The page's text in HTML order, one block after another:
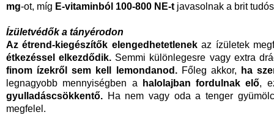
mg-ot, míg E-vitaminból 100-800 NE-tjavasolnak a brit
Ízületvédők a tányérodon
Az étrend-kiegészítők elengedhetetlenekaz ízületek
étkezéssel elkezdődik. Semmi különlegesre vagy extra
finom ízekről sem kell lemondanod.Főleg akkor,
ha
legnagyobb mennyiségben a
halolajban fordulnak elő,
gyulladáscsökkentő. Ha nem vagy oda a tenger
megfelel.